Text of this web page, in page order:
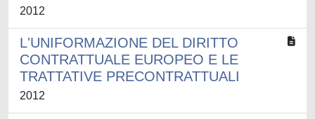
2012
L'UNIFORMAZIONE DEL DIRITTO
CONTRATTUALE EUROPEO E LE
TRATTATIVE PRECONTRATTUALI
2012